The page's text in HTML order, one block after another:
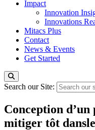
Impact
Innovation
Innovations
Mitacs Plus
Contact
News & Events
Get Started
Search our Site:
Conception
mitiger tôt